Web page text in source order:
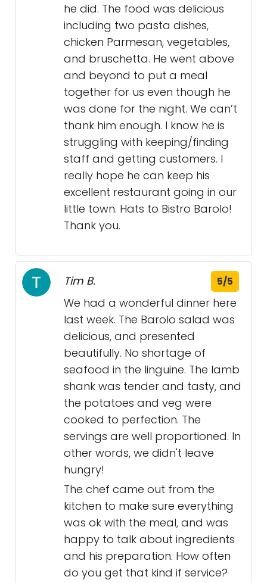
he did. The food was delicious
including two pasta dishes,
chicken Parmesan, vegetables,
and bruschetta. He went above
and beyond to put a meal
together for us even though he
was done for the night. We can’t
thank him enough. I know he is
struggling with keeping/finding
staff and getting customers. I
really hope he can keep his
excellent restaurant going in our
little town. Hats to Bistro Barolo!
Thank you.
Tim B. 5/5
We had a wonderful dinner here
last week. The Barolo salad was
delicious, and presented
beautifully. No shortage of
seafood in the linguine. The lamb
shank was tender and tasty, and
the potatoes and veg were
cooked to perfection. The
servings are well proportioned. In
other words, we didn't leave
hungry!
The chef came out from the
kitchen to make sure everything
was ok with the meal, and was
happy to talk about ingredients
and his preparation. How often
do you get that kind if service?